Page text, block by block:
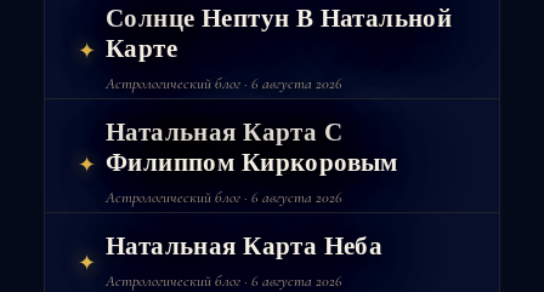
✦
Солнце Нептун В Натальной
Карте
Астрологический блог · 6 августа 2026
✦
Натальная Карта С
Филиппом Киркоровым
Астрологический блог · 6 августа 2026
✦ Натальная Карта Неба
Астрологический блог · 6 августа 2026